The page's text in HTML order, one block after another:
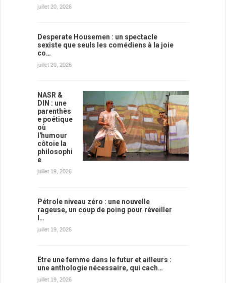
juillet 20, 2026
Desperate Housemen : un spectacle
sexiste que seuls les comédiens à la joie
co…
juillet 20, 2026
NASR &
DIN : une
parenthès
e poétique
où
l'humour
côtoie la
philosophi
e
juillet 19, 2026
Pétrole niveau zéro : une nouvelle
rageuse, un coup de poing pour réveiller
l…
juillet 19, 2026
Être une femme dans le futur et ailleurs :
une anthologie nécessaire, qui cach…
juillet 19, 2026